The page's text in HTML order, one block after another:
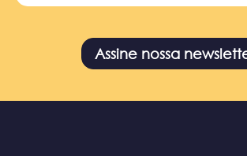
Assine nossa